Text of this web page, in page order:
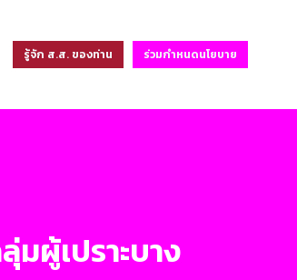
รู้จัก ส.ส. ของท่าน ร่วมกำหนดนโยบาย
ผู้เปราะบาง